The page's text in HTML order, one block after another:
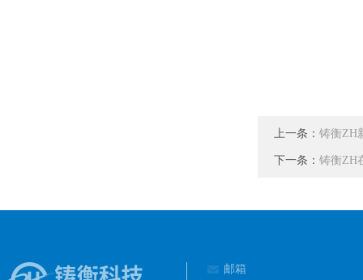
上一条： 铸衡ZH
下一条： 铸衡ZH
邮箱